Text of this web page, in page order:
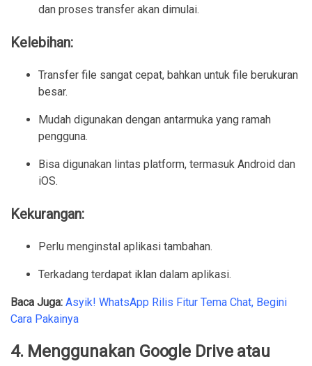
dan proses transfer akan dimulai.
Kelebihan:
Transfer file sangat cepat, bahkan untuk file berukuran
besar.
Mudah digunakan dengan antarmuka yang ramah
pengguna.
Bisa digunakan lintas platform, termasuk Android dan
iOS.
Kekurangan:
Perlu menginstal aplikasi tambahan.
Terkadang terdapat iklan dalam aplikasi.
Baca Juga: Asyik! WhatsApp Rilis Fitur Tema Chat, Begini
Cara Pakainya
4. Menggunakan Google Drive atau